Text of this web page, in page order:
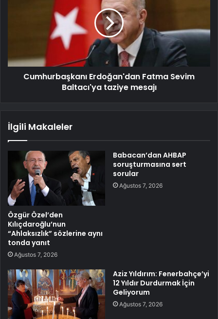
Cumhurbaşkanı Erdoğan'dan Fatma Sevim
Baltacı'ya taziye mesajı
İlgili Makaleler
Özgür Özel’den
Kılıçdaroğlu’nun
“Ahlaksızlık” sözlerine aynı
tonda yanıt
Ağustos 7, 2026
Babacan’dan AHBAP
soruşturmasına sert
sorular
Ağustos 7, 2026
Aziz Yıldırım: Fenerbahçe’yi
12 Yıldır Durdurmak İçin
Geliyorum
Ağustos 7, 2026